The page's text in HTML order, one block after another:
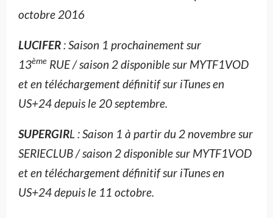
octobre 2016
LUCIFER : Saison 1 prochainement sur
13ème RUE / saison 2 disponible sur MYTF1VOD
et en téléchargement définitif sur iTunes en
US+24 depuis le 20 septembre.
SUPERGIRL : Saison 1 à partir du 2 novembre sur
SERIECLUB / saison 2 disponible sur MYTF1VOD
et en téléchargement définitif sur iTunes en
US+24 depuis le 11 octobre.